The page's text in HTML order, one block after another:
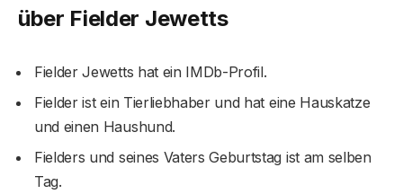
über Fielder Jewetts
Fielder Jewetts hat ein IMDb-Profil.
Fielder ist ein Tierliebhaber und hat eine Hauskatze
und einen Haushund.
Fielders und seines Vaters Geburtstag ist am selben
Tag.